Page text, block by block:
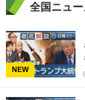
全国ニュー
NEW